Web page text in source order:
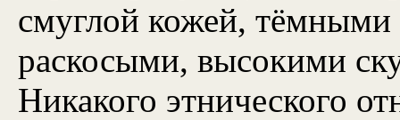
смуглой кожей, тёмными
раскосыми, высокими
Никакого этнического